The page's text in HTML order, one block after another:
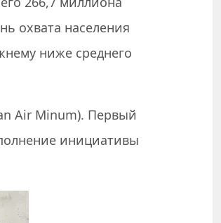
охвата населения
ниже среднего
Air Minum). Первый
инициативы